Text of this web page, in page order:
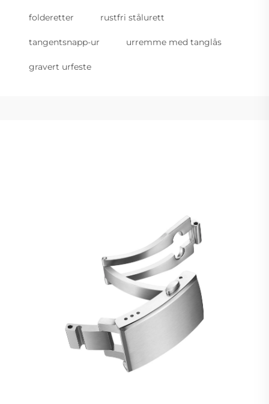
folderetter rustfri stålurett
tangentsnapp-ur urremme med tanglås
gravert urfeste